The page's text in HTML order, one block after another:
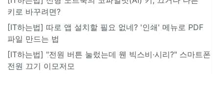
키로 바꾸려면?
[IT하는법] 따로 앱 설치할 필요 없네? '인쇄' 메뉴로 PDF
파일 만드는 법
[IT하는법] "전원 버튼 눌렀는데 웬 빅스비·시리?" 스마트폰
전원 끄기 이모저모